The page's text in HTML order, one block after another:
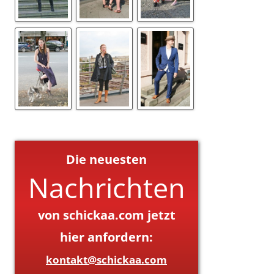
Die neuesten
Nachrichten
von schickaa.com jetzt
hier anfordern:
kontakt@schickaa.com